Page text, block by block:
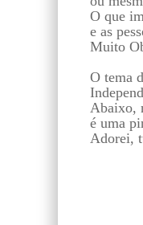
O que
e as
Muito
O tema
Abaixo,
é uma
Adorei,